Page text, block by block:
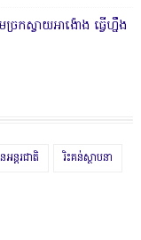
កស្វាយអាង៉ោង ធ្វើហ្នឹង
អន្តរជាតិ រិះគន់ស្ថាបនា